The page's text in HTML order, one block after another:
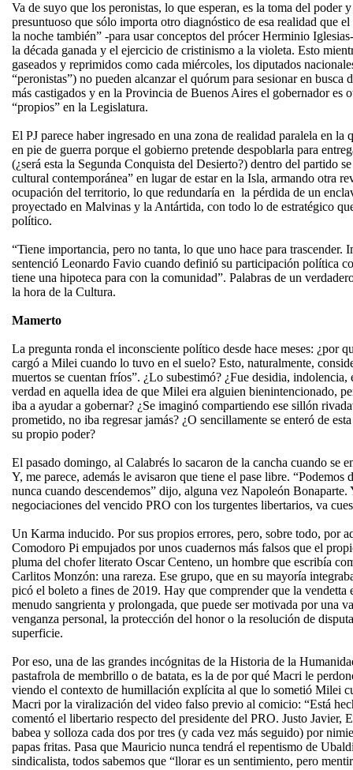
Va de suyo que los peronistas, lo que esperan, es la toma del poder
presuntuoso que sólo importa otro diagnóstico de esa realidad que
la noche también” -para usar conceptos del prócer Herminio
la década ganada y el ejercicio de cristinismo a la violeta. Esto
gaseados y reprimidos como cada miércoles, los diputados
“peronistas”) no pueden alcanzar el quórum para sesionar en busca
más castigados y en la Provincia de Buenos Aires el gobernador es
“propios” en la Legislatura.
El PJ parece haber ingresado en una zona de realidad paralela en la
en pie de guerra porque el gobierno pretende despoblarla para
(¿será esta la Segunda Conquista del Desierto?) dentro del partido
cultural contemporánea” en lugar de estar en la Isla, armando otra
ocupación del territorio, lo que redundaría en la pérdida de un
proyectado en Malvinas y la Antártida, con todo lo de estratégico
político.
“Tiene importancia, pero no tanta, lo que uno hace para trascender.
sentenció Leonardo Favio cuando definió su participación política
tiene una hipoteca para con la comunidad”. Palabras de un
la hora de la Cultura.
Mamerto
La pregunta ronda el inconsciente político desde hace meses: ¿por
cargó a Milei cuando lo tuvo en el suelo? Esto, naturalmente,
muertos se cuentan fríos”. ¿Lo subestimó? ¿Fue desidia, indolencia,
verdad en aquella idea de que Milei era alguien bienintencionado,
iba a ayudar a gobernar? ¿Se imaginó compartiendo ese sillón
prometido, no iba regresar jamás? ¿O sencillamente se enteró de
su propio poder?
El pasado domingo, al Calabrés lo sacaron de la cancha cuando se
Y, me parece, además le avisaron que tiene el pase libre. “Podemos
nunca cuando descendemos” dijo, alguna vez Napoleón
negociaciones del vencido PRO con los turgentes libertarios, va
Un Karma inducido. Por sus propios errores, pero, sobre todo, por
Comodoro Pi empujados por unos cuadernos más falsos que el
pluma del chofer literato Oscar Centeno, un hombre que escribía
Carlitos Monzón: una rareza. Ese grupo, que en su mayoría
picó el boleto a fines de 2019. Hay que comprender que la vendetta
menudo sangrienta y prolongada, que puede ser motivada por una
venganza personal, la protección del honor o la resolución de
superficie.
Por eso, una de las grandes incógnitas de la Historia de la
pastafrola de membrillo o de batata, es la de por qué Macri le
viendo el contexto de humillación explícita al que lo sometió Milei
Macri por la viralización del video falso previo al comicio: “Está
comentó el libertario respecto del presidente del PRO. Justo Javier,
babea y solloza cada dos por tres (y cada vez más seguido) por
papas fritas. Pasa que Mauricio nunca tendrá el repentismo de
sindicalista, todos sabemos que “llorar es un sentimiento, pero